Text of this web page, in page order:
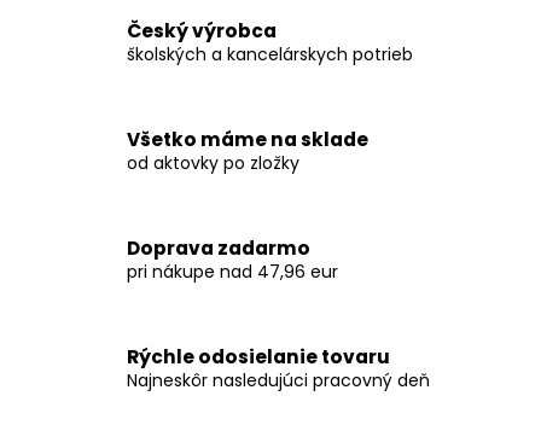
d
a
e
p
y
v
p
i
s
Český výrobca
školských a kancelárskych potrieb
Všetko máme na sklade
od aktovky po zložky
Doprava zadarmo
pri nákupe nad 47,96 eur
Rýchle odosielanie tovaru
Najneskôr nasledujúci pracovný deň